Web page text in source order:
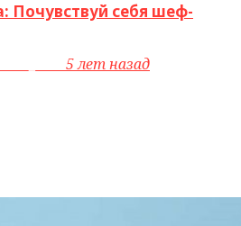
Почувствуй себя шеф-
5 лет назад